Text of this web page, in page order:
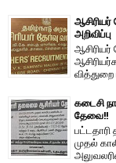
ஆசிரியர்
அறிவிப்பு
ஆசிரியர்
வித்​துறை
கடைசி
தேவை!!
முதல்